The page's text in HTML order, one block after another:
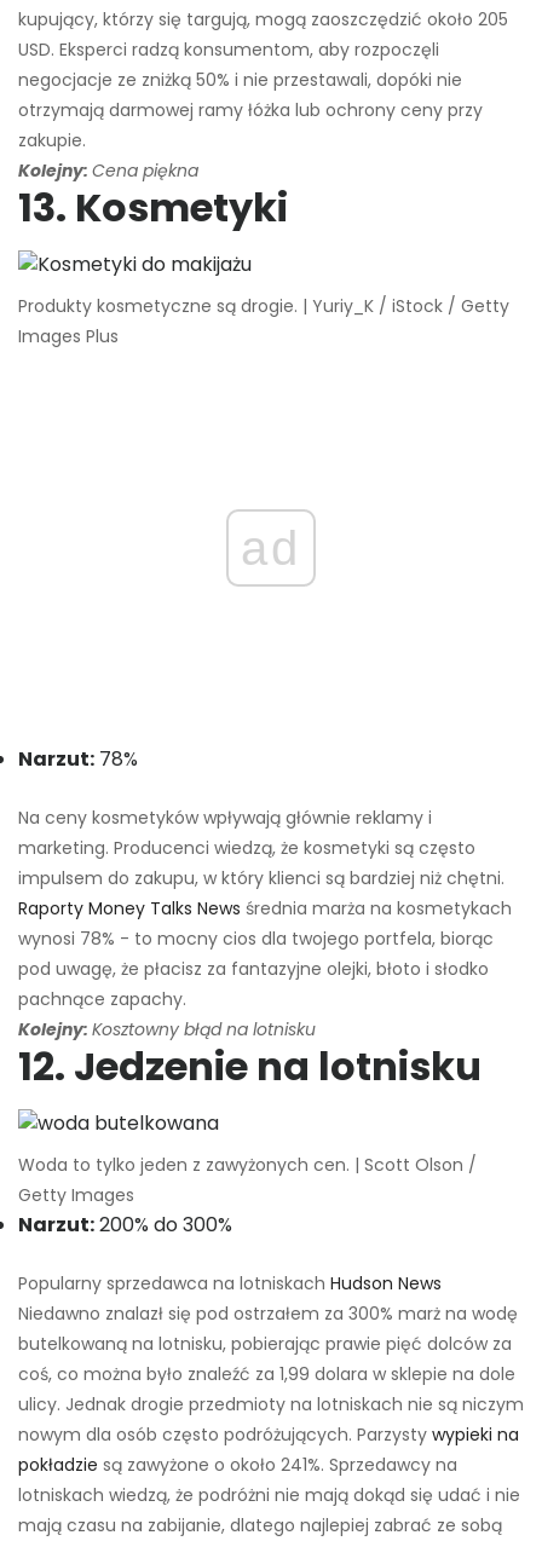
kupujący, którzy się targują, mogą zaoszczędzić około 205
USD. Eksperci radzą konsumentom, aby rozpoczęli
negocjacje ze zniżką 50% i nie przestawali, dopóki nie
otrzymają darmowej ramy łóżka lub ochrony ceny przy
zakupie.
Kolejny: Cena piękna
13. Kosmetyki
Produkty kosmetyczne są drogie. | Yuriy_K / iStock / Getty
Images Plus
ad
Narzut: 78%
Na ceny kosmetyków wpływają głównie reklamy i
marketing. Producenci wiedzą, że kosmetyki są często
impulsem do zakupu, w który klienci są bardziej niż chętni.
Raporty Money Talks News średnia marża na kosmetykach
wynosi 78% - to mocny cios dla twojego portfela, biorąc
pod uwagę, że płacisz za fantazyjne olejki, błoto i słodko
pachnące zapachy.
Kolejny: Kosztowny błąd na lotnisku
12. Jedzenie na lotnisku
Woda to tylko jeden z zawyżonych cen. | Scott Olson /
Getty Images
Narzut:200% do 300%
Popularny sprzedawca na lotniskach Hudson News
Niedawno znalazł się pod ostrzałem za 300% marż na wodę
butelkowaną na lotnisku, pobierając prawie pięć dolców za
coś, co można było znaleźć za 1,99 dolara w sklepie na dole
ulicy. Jednak drogie przedmioty na lotniskach nie są niczym
nowym dla osób często podróżujących. Parzysty wypieki na
pokładzie są zawyżone o około 241%. Sprzedawcy na
lotniskach wiedzą, że podróżni nie mają dokąd się udać i nie
mają czasu na zabijanie, dlatego najlepiej zabrać ze sobą